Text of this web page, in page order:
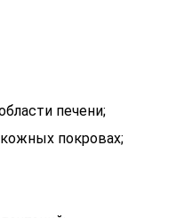
печени;
покровах;